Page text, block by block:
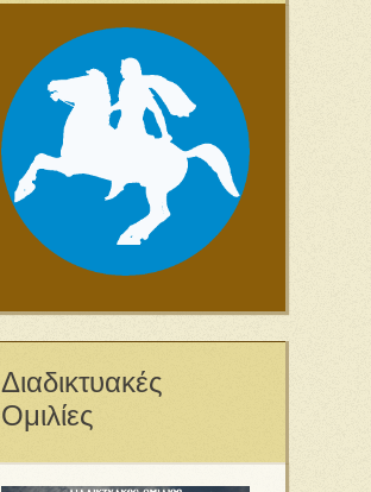
Διαδικτυακές
Ομιλίες